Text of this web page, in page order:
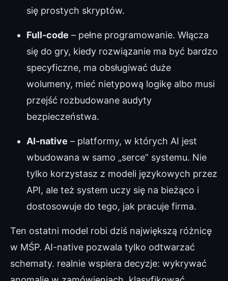
się prostych skryptów.
Full-code – pełne programowanie. Włącza
się do gry, kiedy rozwiązanie ma być bardzo
specyficzne, ma obsługiwać duże
wolumeny, mieć nietypową logikę albo musi
przejść rozbudowane audyty
bezpieczeństwa.
AI-native – platformy, w których AI jest
wbudowana w samo „serce” systemu. Nie
tylko korzystasz z modeli językowych przez
API, ale też system uczy się na bieżąco i
dostosowuje do tego, jak pracuje firma.
Ten ostatni model robi dziś największą różnicę
w MŚP. AI-native pozwala tylko odtwarzać
schematy. realnie wspiera decyzje: wykrywać